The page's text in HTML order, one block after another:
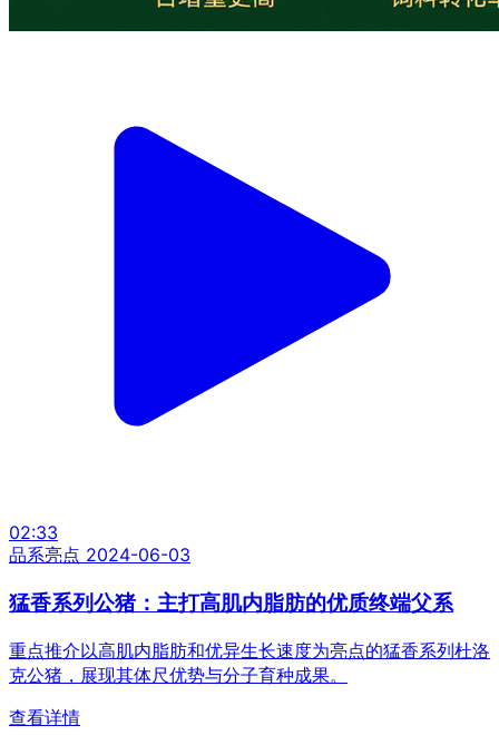
02:33
品系亮点 2024-06-03
猛香系列公猪：主打高肌内脂肪的优质终端父系
重点推介以高肌内脂肪和优异生长速度为亮点的猛香系列杜洛
克公猪，展现其体尺优势与分子育种成果。
查看详情